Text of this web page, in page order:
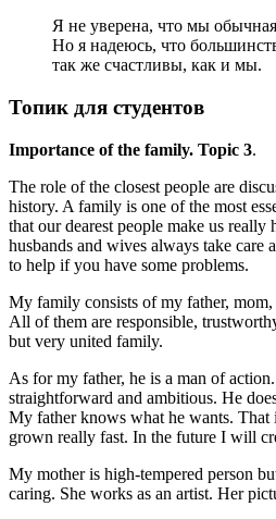
Я не уверена, что мы
Но я надеюсь, что
так же счастливы, как и мы.
Топик для студентов
Importance of the family. Topic 3.
The role of the closest people are
history. A family is one of the most
that our dearest people make us really
husbands and wives always take care
to help if you have some problems.
My family consists of my father,
All of them are responsible,
but very united family.
As for my father, he is a man of
straightforward and ambitious. He
My father knows what he wants. That
grown really fast. In the future I will
My mother is high-tempered person
caring. She works as an artist. Her